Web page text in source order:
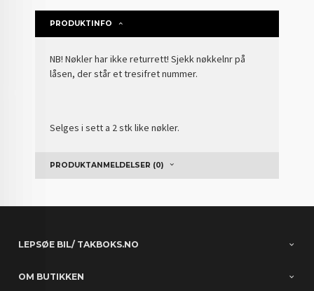
PRODUKTINFO
NB! Nøkler har ikke returrett! Sjekk nøkkelnr på
låsen, der står et tresifret nummer.
Selges i sett a 2 stk like nøkler.
PRODUKTANMELDELSER (0)
LEPSØE BIL/ TAKBOKS.NO
OM BUTIKKEN